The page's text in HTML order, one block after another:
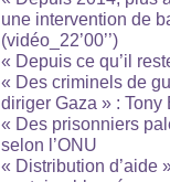
une intervention de
(vidéo_22’00’’)
« Depuis ce qu’il
« Des criminels de
diriger Gaza » : Tony
« Des prisonniers
selon l’ONU
« Distribution d’aide